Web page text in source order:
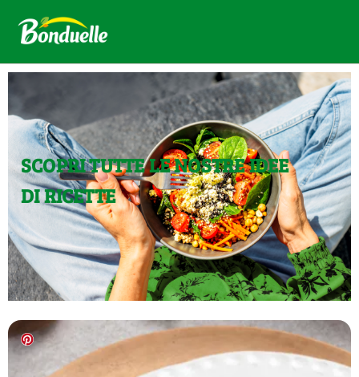
SCOPRI TUTTE LE NOSTRE IDEE
DI RICETTE